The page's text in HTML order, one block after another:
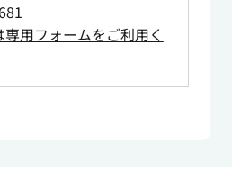
用フォームをご利用く